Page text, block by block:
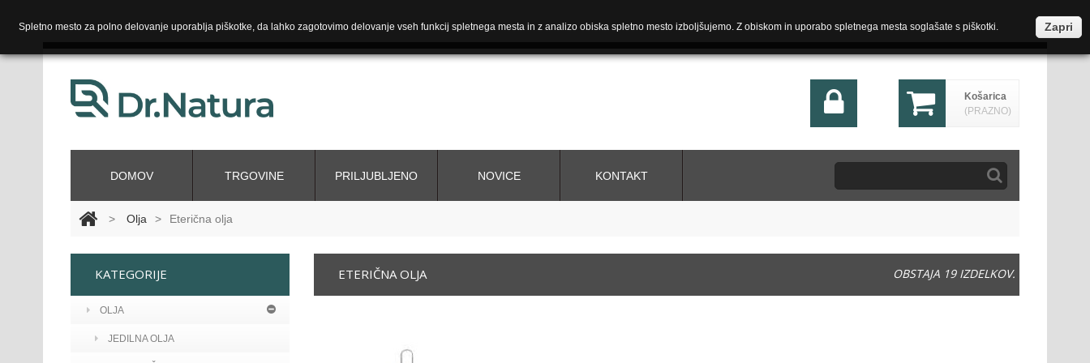
DOMOV TRGOVINE PRILJUBLJENO NOVICE KONTAKT
Košarica
(PRAZNO)
> Olja > Eterična olja
ETERIČNA OLJA OBSTAJA 19 IZDELKOV.
KATEGORIJE
OLJA
JEDILNA OLJA
Spletno mesto za polno delovanje uporablja piškotke, da lahko zagotovimo delovanje vseh funkcij spletnega mesta in z analizo obiska spletno mesto izboljšujemo. Z obiskom in uporabo spletnega mesta soglašate s piškotki. Zapri